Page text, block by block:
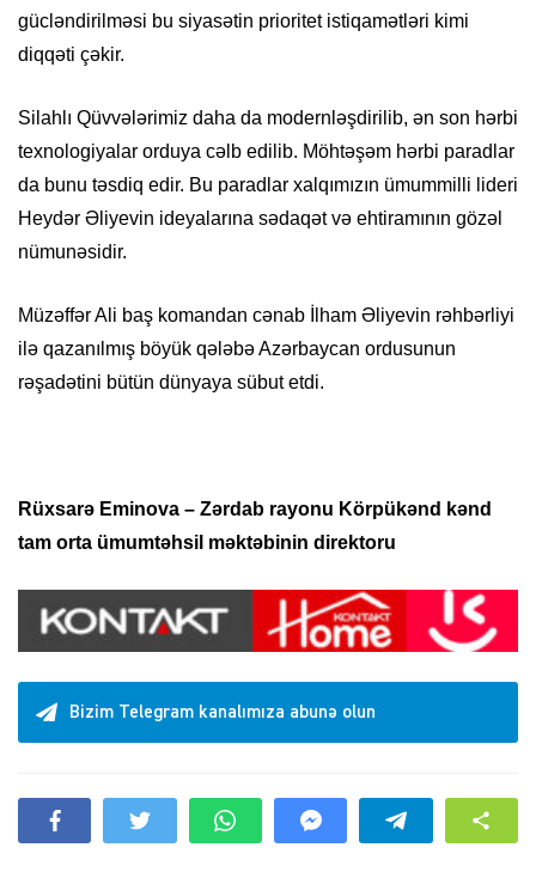
gücləndirilməsi bu siyasətin prioritet istiqamətləri kimi
diqqəti çəkir.
Silahlı Qüvvələrimiz daha da modernləşdirilib, ən son hərbi
texnologiyalar orduya cəlb edilib. Möhtəşəm hərbi paradlar
da bunu təsdiq edir. Bu paradlar xalqımızın ümummilli lideri
Heydər Əliyevin ideyalarına sədaqət və ehtiramının gözəl
nümunəsidir.
Müzəffər Ali baş komandan cənab İlham Əliyevin rəhbərliyi
ilə qazanılmış böyük qələbə Azərbaycan ordusunun
rəşadətini bütün dünyaya sübut etdi.
Rüxsarə Eminova – Zərdab rayonu Körpükənd kənd
tam orta ümumtəhsil məktəbinin direktoru
Bizim Telegram kanalımıza abunə olun